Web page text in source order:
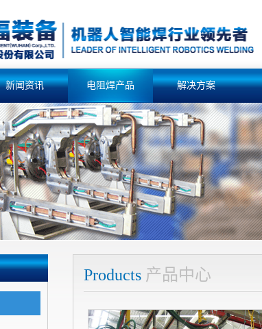
新闻资讯 电阻焊产品 解决方案
Products 产品中心